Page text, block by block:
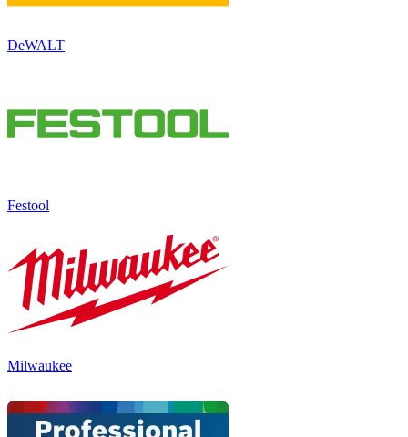
DeWALT
Festool
Milwaukee